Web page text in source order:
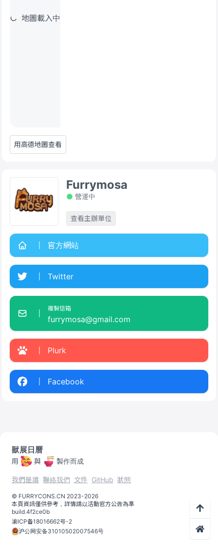
地圖載入中
用高德地圖查看
Furrymosa
營運中
查看主辦單位
官方網站
Twitter
複製信箱
furrymosa@gmail.com
Plurk
Facebook
獸展日曆
用 與 製作而成
我們是誰 聯絡我們 文件 GitHub 狀態
©️ FURRYCONS.CN 2023-2026
本頁資訊僅供參考，詳情請以活動官方公告為準
build.4f2ce0b
渝ICP备18016662号-2
沪公网安备31010502007546号